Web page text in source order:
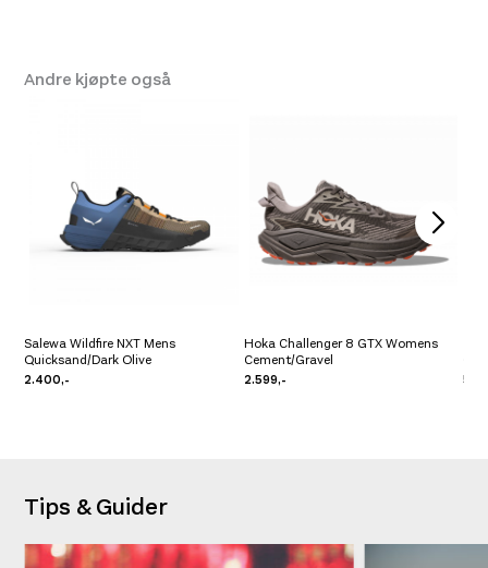
Andre kjøpte også
Salewa Wildfire NXT Mens
Quicksand/Dark Olive
2.400,-
Hoka Challenger 8 GTX Womens
Cement/Gravel
2.599,-
Tips & Guider